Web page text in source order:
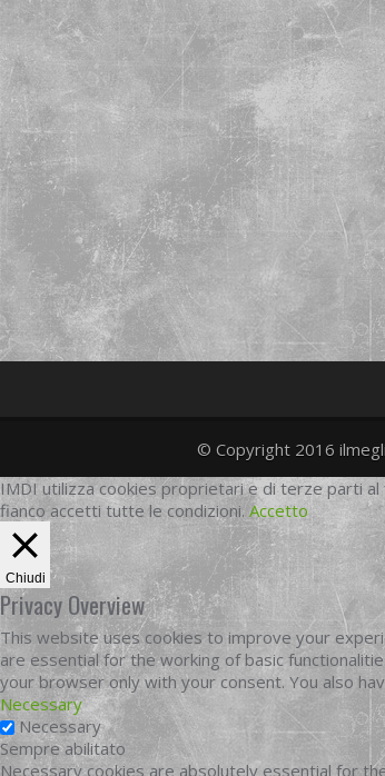
© Copyright 2016
IMDI utilizza cookies proprietari e di terze parti
fianco accetti tutte le condizioni. Accetto
Chiudi
Privacy Overview
This website uses cookies to improve your
are essential for the working of basic
your browser only with your consent. You also
Necessary
Necessary
Sempre abilitato
Necessary cookies are absolutely essential for